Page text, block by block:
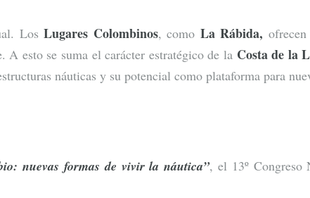
Los Lugares Colombinos, como La Rábida,
esto se suma el carácter estratégico de la Costa de la
náuticas y su potencial como plataforma para
nuevas formas de vivir la náutica”, el 13º Congreso